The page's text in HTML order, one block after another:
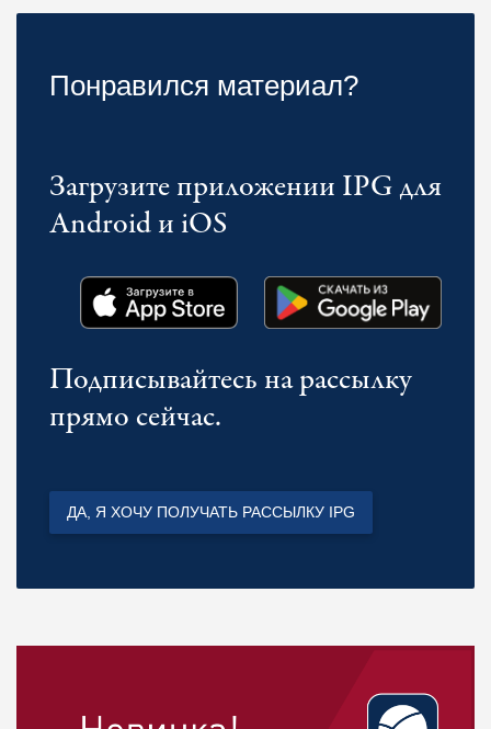
Понравился материал?
Загрузите приложении IPG для
Android и iOS
Подписывайтесь на рассылку
прямо сейчас.
ДА, Я ХОЧУ ПОЛУЧАТЬ РАССЫЛКУ IPG